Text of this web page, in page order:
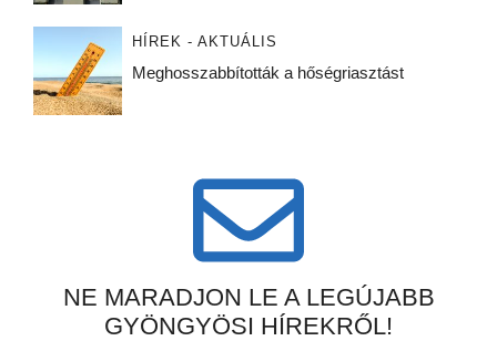
HÍREK - AKTUÁLIS
Meghosszabbították a hőségriasztást
NE MARADJON LE A LEGÚJABB
GYÖNGYÖSI HÍREKRŐL!